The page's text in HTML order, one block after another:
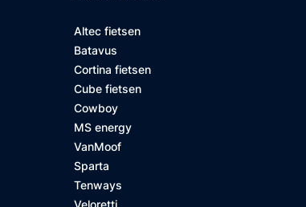
Altec fietsen
Batavus
Cortina fietsen
Cube fietsen
Cowboy
MS energy
VanMoof
Sparta
Tenways
Veloretti